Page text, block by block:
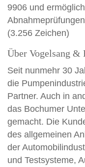
9906 und
(3.256 Zeichen)
Über Vogelsang &
Seit nunmehr 30
die
Partner. Auch in
das Bochumer
gemacht. Die
des allgemeinen
der
und Testsysteme,